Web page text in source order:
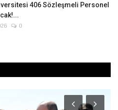
406 Sözleşmeli Personel
0